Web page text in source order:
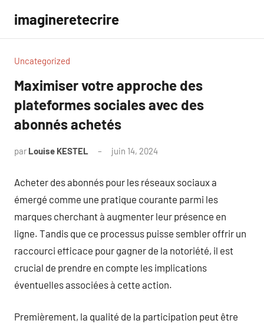
contenu
imagineretecrire
Uncategorized
Maximiser votre approche des
plateformes sociales avec des
abonnés achetés
par Louise KESTEL juin 14, 2024
Acheter des abonnés pour les réseaux sociaux a
émergé comme une pratique courante parmi les
marques cherchant à augmenter leur présence en
ligne. Tandis que ce processus puisse sembler offrir un
raccourci efficace pour gagner de la notoriété, il est
crucial de prendre en compte les implications
éventuelles associées à cette action.
Premièrement, la qualité de la participation peut être